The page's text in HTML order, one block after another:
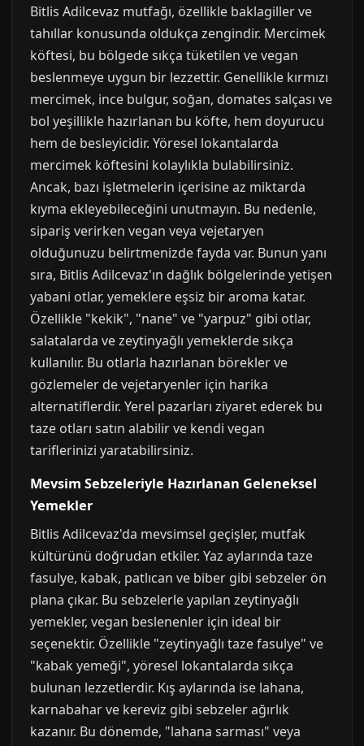
Bitlis Adilcevaz mutfağı, özellikle baklagiller ve
tahıllar konusunda oldukça zengindir. Mercimek
köftesi, bu bölgede sıkça tüketilen ve vegan
beslenmeye uygun bir lezzettir. Genellikle kırmızı
mercimek, ince bulgur, soğan, domates salçası ve
bol yeşillikle hazırlanan bu köfte, hem doyurucu
hem de besleyicidir. Yöresel lokantalarda
mercimek köftesini kolaylıkla bulabilirsiniz.
Ancak, bazı işletmelerin içerisine az miktarda
kıyma ekleyebileceğini unutmayın. Bu nedenle,
sipariş verirken vegan veya vejetaryen
olduğunuzu belirtmenizde fayda var. Bunun yanı
sıra, Bitlis Adilcevaz'ın dağlık bölgelerinde yetişen
yabani otlar, yemeklere eşsiz bir aroma katar.
Özellikle "kekik", "nane" ve "yarpuz" gibi otlar,
salatalarda ve zeytinyağlı yemeklerde sıkça
kullanılır. Bu otlarla hazırlanan börekler ve
gözlemeler de vejetaryenler için harika
alternatiflerdir. Yerel pazarları ziyaret ederek bu
taze otları satın alabilir ve kendi vegan
tariflerinizi yaratabilirsiniz.
Mevsim Sebzeleriyle Hazırlanan Geleneksel
Yemekler
Bitlis Adilcevaz'da mevsimsel geçişler, mutfak
kültürünü doğrudan etkiler. Yaz aylarında taze
fasulye, kabak, patlıcan ve biber gibi sebzeler ön
plana çıkar. Bu sebzelerle yapılan zeytinyağlı
yemekler, vegan beslenenler için ideal bir
seçenektir. Özellikle "zeytinyağlı taze fasulye" ve
"kabak yemeği", yöresel lokantalarda sıkça
bulunan lezzetlerdir. Kış aylarında ise lahana,
karnabahar ve kereviz gibi sebzeler ağırlık
kazanır. Bu dönemde, "lahana sarması" veya